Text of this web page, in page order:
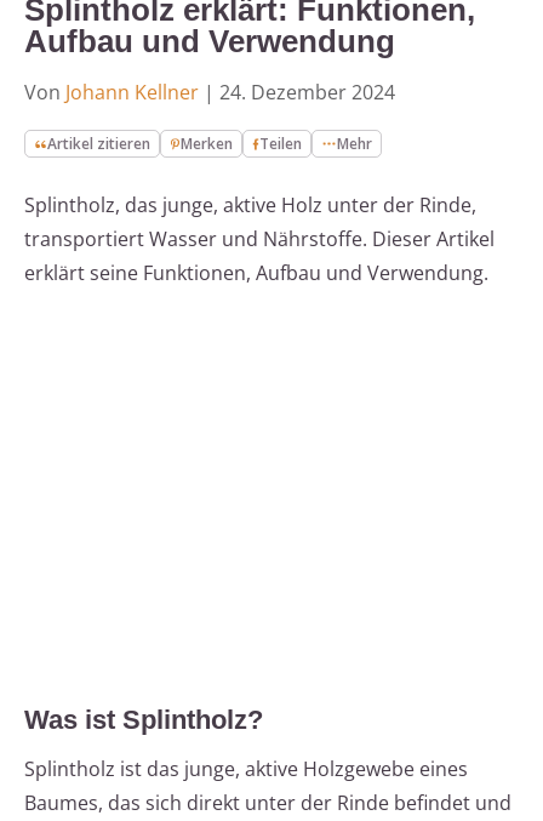
Splintholz erklärt: Funktionen,
Aufbau und Verwendung
Von Johann Kellner | 24. Dezember 2024
Artikel zitieren Merken Teilen Mehr
Splintholz, das junge, aktive Holz unter der Rinde,
transportiert Wasser und Nährstoffe. Dieser Artikel
erklärt seine Funktionen, Aufbau und Verwendung.
Was ist Splintholz?
Splintholz ist das junge, aktive Holzgewebe eines
Baumes, das sich direkt unter der Rinde befindet und